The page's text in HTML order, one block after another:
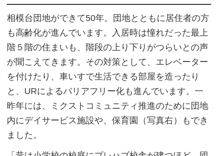
相模台団地ができて50年。団地とともに居住者の方
も高齢化が進んでいます。入居時は憧れだった最上
階５階の住まいも、階段の上り下りがつらいとの声
が聞こえてきます。その対策として、エレベーター
を付けたり、車いすで生活できる部屋を造ったり
と、URによるバリアフリー化も進んでいます。一
昨年には、ミクストコミュニティ推進のために団地
内にデイサービス施設や、保育園（写真右）もでき
ました。